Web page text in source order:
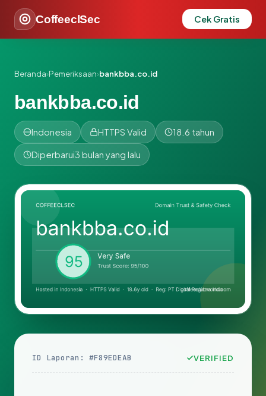
CoffeeclSec Cek Gratis
Beranda›Pemeriksaan›bankbba.co.id
bankbba.co.id
Indonesia HTTPS Valid 18.6 tahun
Diperbarui3 bulan yang lalu
ID Laporan: #F89EDEAB VERIFIED